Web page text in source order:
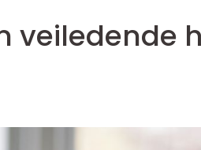
veiledende